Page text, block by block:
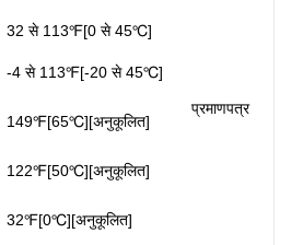
प्रमाणपत्र
32 से 113℉[0 से 45℃]
-4 से 113℉[-20 से 45℃]
149℉[65℃][अनुकूलित]
122℉[50℃][अनुकूलित]
32℉[0℃][अनुकूलित]